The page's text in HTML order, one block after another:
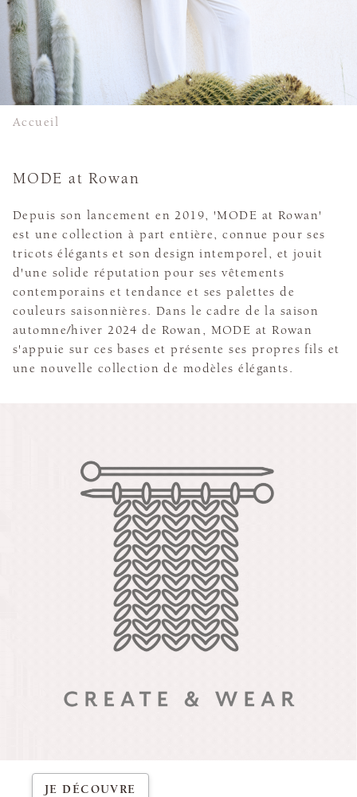
Accueil
MODE at Rowan
Depuis son lancement en 2019, 'MODE at Rowan'
est une collection à part entière, connue pour ses
tricots élégants et son design intemporel, et jouit
d'une solide réputation pour ses vêtements
contemporains et tendance et ses palettes de
couleurs saisonnières. Dans le cadre de la saison
automne/hiver 2024 de Rowan, MODE at Rowan
s'appuie sur ces bases et présente ses propres fils et
une nouvelle collection de modèles élégants.
JE DÉCOUVRE